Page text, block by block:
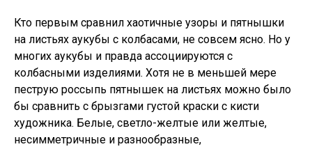
Кто первым сравнил хаотичные узоры и пятнышки
на листьях аукубы с колбасами, не совсем ясно. Но у
многих аукубы и правда ассоциируются с
колбасными изделиями. Хотя не в меньшей мере
пеструю россыпь пятнышек на листьях можно было
бы сравнить с брызгами густой краски с кисти
художника. Белые, светло-желтые или желтые,
несимметричные и разнообразные,